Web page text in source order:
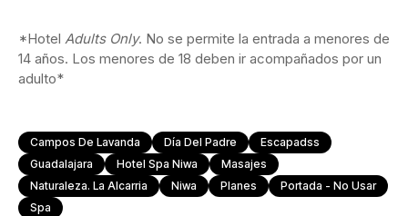
*Hotel Adults Only. No se permite la entrada a menores de
14 años. Los menores de 18 deben ir acompañados por un
adulto*
Campos De Lavanda Día Del Padre
Escapadss
Guadalajara
Hotel Spa Niwa
Masajes
Naturaleza. La Alcarria
Niwa Planes
Portada - No Usar
Spa